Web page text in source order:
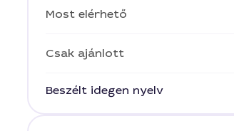
Most elérhető
Csak ajánlott
Beszélt idegen nyelv